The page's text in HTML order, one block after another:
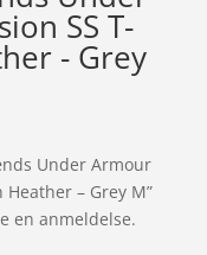
SS T-
- Grey
Under Armour
– Grey M”
en anmeldelse.